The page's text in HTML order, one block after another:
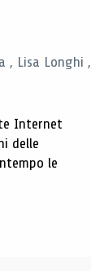
, Lisa Longhi ,
Internet
delle
le